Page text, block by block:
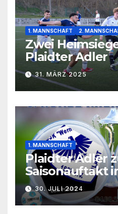
1. MANNSCHAFT 2.
Zwei
Plaidter Adler
31. MÄRZ 2025
1. MANNSCHAFT
Plaidter Adler
Saisonauftakt
30. JULI 2024